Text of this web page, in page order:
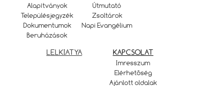
Alapítványok
Településjegyzék
Dokumentumok
Beruházások
Útmutató
Zsoltárok
Napi Evangélium
LELKIATYA KAPCSOLAT
Imresszum
Elérhetőség
Ajánlott oldalak